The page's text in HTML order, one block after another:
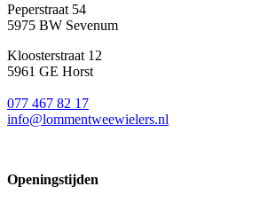
Peperstraat 54
5975 BW Sevenum
Kloosterstraat 12
5961 GE Horst
077 467 82 17
info@lommentweewielers.nl
Openingstijden